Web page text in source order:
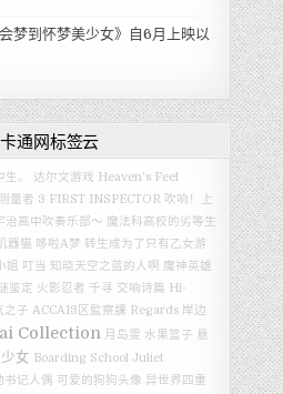
梦到怀梦美少女》自6月上映以
卡通网标签云
。 达尔文游戏 Heaven's Feel
量者 3 FIRST INSPECTOR 吹响！上
治高中吹奏乐部～ 魔法科高校的劣等生
器猫 哆啦A梦 转生成为了只有乙女游
姐 叮当 知晓天空之蓝的人啊
魔神英雄
鉴定 火影忍者 千寻 交响诗篇 Hi-
之子 ACCA13区監察課 Regards 岸边
Collection 月岛雯 水果篮子 悬
女 Boarding School Juliet
书记人偶 可爱的狗狗头像 异世界四重